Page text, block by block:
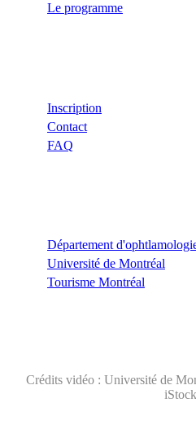
Le programme
Inscription
Contact
FAQ
Département
Université de Montréal
Tourisme Montréal
Crédits vidéo : Université de